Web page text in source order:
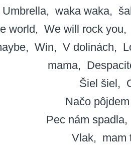
Umbrella waka waka
world We will rock you
Win V dolinách
mama
Šiel šiel
Načo
Pec nám spadla
Vlak
mam